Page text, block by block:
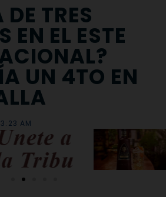
TRES
EN EL ESTE
UN 4TO EN
3:23 AM